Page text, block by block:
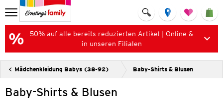
50% auf alle bereits reduzierten Artikel | Online &
in unseren Filialen
Mädchenkleidung Babys (38-92) Baby-Shirts & Blusen
Baby-Shirts & Blusen